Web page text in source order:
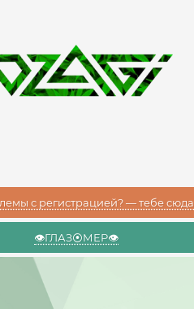
с регистрацией? — тебе сюда
👁️ГЛАЗ⦿МЕР👁️